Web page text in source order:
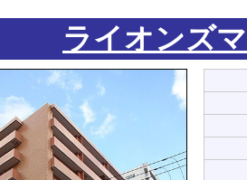
ライオンズ